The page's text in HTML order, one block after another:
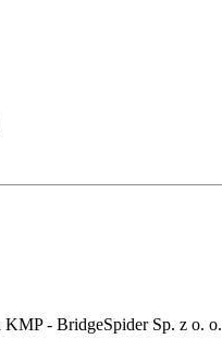
- BridgeSpider Sp. z o. o.